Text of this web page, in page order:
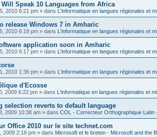
Speak 10 Languages from Africa
2010 6:21 pm » dans L'informatique en langues régionales et
release Windows 7 in Amharic
2010 6:18 pm » dans L'informatique en langues régionales et
application soon in Amharic
2010 6:17 pm » dans L'informatique en langues régionales et
2010 1:36 pm » dans L'informatique en langues régionales et
d'Ecosse
2009 6:22 pm » dans L'informatique en langues régionales et
selection reverts to default language
2009 10:38 am » dans COL - Correcteur Orthographique Latin
Office 2010 sur le site technet.com
2009 2:18 pm » dans Microsoft et le breton - Microsoft and the